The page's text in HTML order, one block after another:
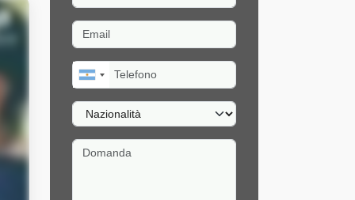
Email
Telefono
Nazionalità
Domanda